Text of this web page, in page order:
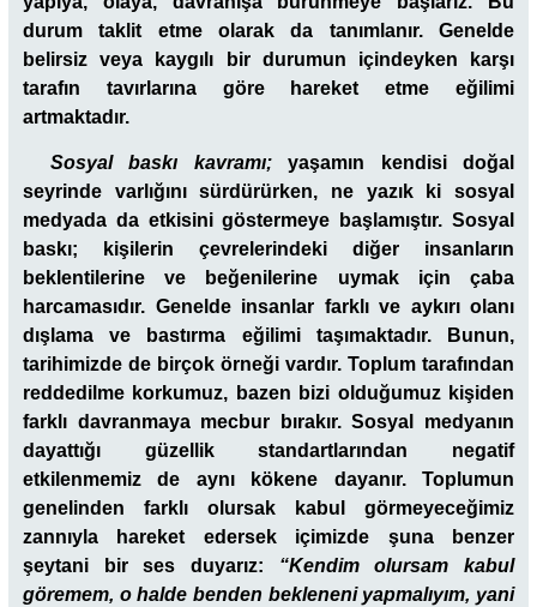
durum taklit etme olarak da tanımlanır. Genelde
belirsiz veya kaygılı bir durumun içindeyken karşı
tarafın tavırlarına göre hareket etme eğilimi
artmaktadır.
Sosyal baskı kavramı;yaşamın kendisi doğal
seyrinde varlığını sürdürürken, ne yazık ki sosyal
medyada da etkisini göstermeye başlamıştır. Sosyal
baskı; kişilerin çevrelerindeki diğer insanların
beklentilerine ve beğenilerine uymak için çaba
harcamasıdır. Genelde insanlar farklı ve aykırı olanı
dışlama ve bastırma eğilimi taşımaktadır. Bunun,
tarihimizde de birçok örneği vardır. Toplum tarafından
reddedilme korkumuz, bazen bizi olduğumuz kişiden
farklı davranmaya mecbur bırakır. Sosyal medyanın
dayattığı güzellik standartlarından negatif
etkilenmemiz de aynı kökene dayanır. Toplumun
genelinden farklı olursak kabul görmeyeceğimiz
zannıyla hareket edersek içimizde şuna benzer
şeytani bir ses duyarız: “Kendim olursam kabul
göremem, o halde benden bekleneni yapmalıyım, yani